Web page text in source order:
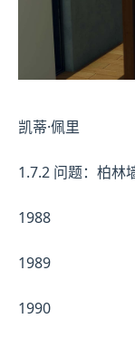
凯蒂·佩里
1.7.2 问题：柏林
1988
1989
1990